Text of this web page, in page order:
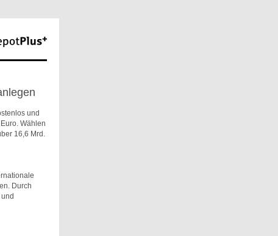
und
Wählen
16,6 Mrd.
Durch